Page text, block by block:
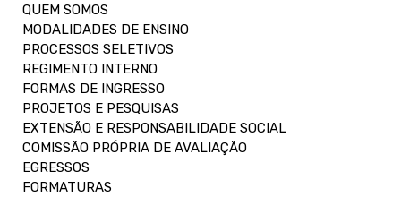
QUEM SOMOS
MODALIDADES DE ENSINO
PROCESSOS SELETIVOS
REGIMENTO INTERNO
FORMAS DE INGRESSO
PROJETOS E PESQUISAS
EXTENSÃO E RESPONSABILIDADE SOCIAL
COMISSÃO PRÓPRIA DE AVALIAÇÃO
EGRESSOS
FORMATURAS